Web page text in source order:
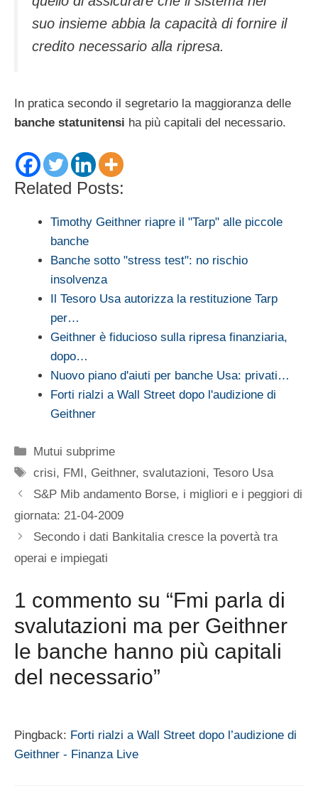
suo insieme abbia la capacità di fornire il
credito necessario alla ripresa.
In pratica secondo il segretario la maggioranza delle
banche statunitensi ha più capitali del necessario.
Related Posts:
Timothy Geithner riapre il "Tarp" alle piccole
banche
Banche sotto "stress test": no rischio
insolvenza
Il Tesoro Usa autorizza la restituzione Tarp
per…
Geithner è fiducioso sulla ripresa finanziaria,
dopo…
Nuovo piano d'aiuti per banche Usa: privati…
Forti rialzi a Wall Street dopo l'audizione di
Geithner
Categorie
Mutui subprime
Tag
crisi, FMI, Geithner,svalutazioni,Tesoro Usa
S&P Mib andamento Borse, i migliori e i peggiori di
giornata: 21-04-2009
Secondo i dati Bankitalia cresce la povertà tra
operai e impiegati
1 commento su “Fmi parla di
svalutazioni ma per Geithner
le banche hanno più capitali
del necessario”
Pingback: Forti rialzi a Wall Street dopo l’audizione di
Geithner - Finanza Live